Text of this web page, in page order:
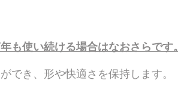
も使い続ける場合はなおさらです。
でき、形や快適さを保持します。